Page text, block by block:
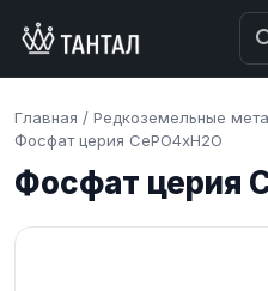
Главная / Редкоземельные
Фосфат церия CePO4хH2O
Фосфат церия